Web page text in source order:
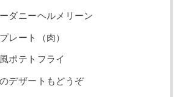
ダニーヘルメリーン
レート（肉）
ポテトフライ
デザートもどうぞ